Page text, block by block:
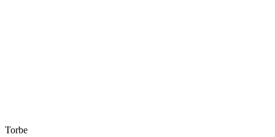
Torbe